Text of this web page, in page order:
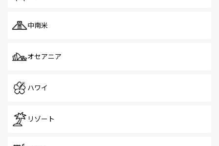
中南米
オセアニア
ハワイ
リゾート